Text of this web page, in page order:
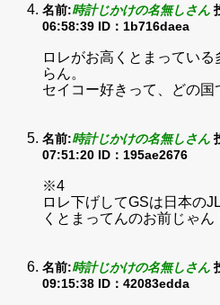
名前:時計じかけの名無しさん
06:58:39 ID：1b716daea
ロレがお高くとまってい
らん。
セイコー好きって、どの国
名前:時計じかけの名無しさん
07:51:20 ID：195ae2676
※4
ロレ下げしてGSは日本の
くとまってんのお前じゃ
名前:時計じかけの名無しさん
09:15:38 ID：42083edda